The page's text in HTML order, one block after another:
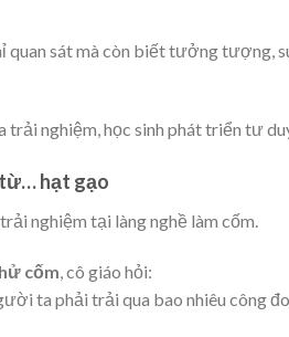
quan sát mà còn biết tưởng tượng,
trải nghiệm, học sinh phát triển tư
hạt gạo
nghiệm tại làng nghề làm cốm.
cốm , cô giáo hỏi:
ta phải trải qua bao nhiêu công